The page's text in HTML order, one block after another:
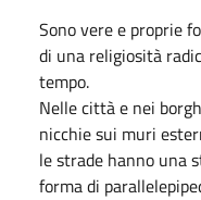
Sono vere e proprie
di una religiosità
tempo.
Nelle città e nei
nicchie sui muri
le strade hanno una
forma di